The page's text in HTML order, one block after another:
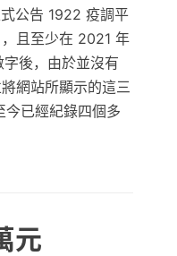
公告 1922 疫調平
且至少在 2021 年
後，由於並沒有
網站所顯示的這三
已經紀錄四個多
元